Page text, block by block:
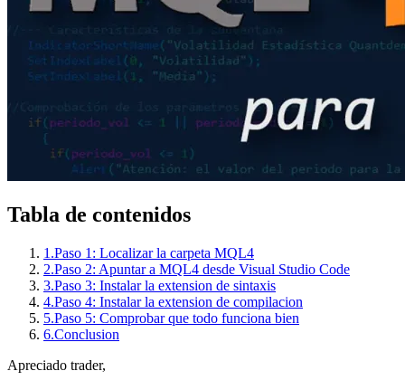
Tabla de contenidos
1.Paso 1: Localizar la carpeta MQL4
2.Paso 2: Apuntar a MQL4 desde Visual Studio Code
3.Paso 3: Instalar la extension de sintaxis
4.Paso 4: Instalar la extension de compilacion
5.Paso 5: Comprobar que todo funciona bien
6.Conclusion
Apreciado trader,